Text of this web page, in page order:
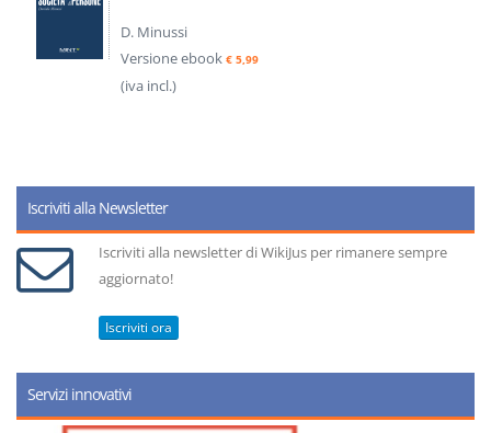
D. Minussi
Versione ebook € 5,99
(iva incl.)
Iscriviti alla Newsletter
Iscriviti alla newsletter di WikiJus per rimanere sempre
aggiornato!
Iscriviti ora
Servizi innovativi